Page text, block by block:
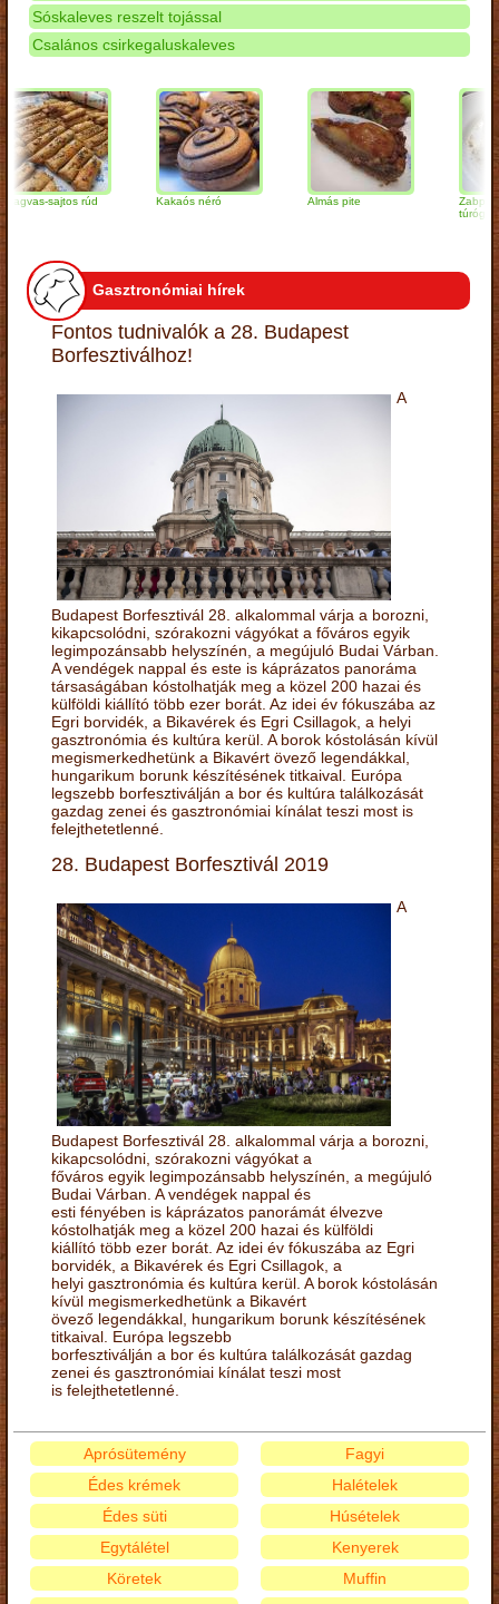
Sóskaleves reszelt tojással
Csalános csirkegaluskaleves
sajtos rúd Kakaós néró Almás pite
Zabpelyhes
túrógombóc
Gasztronómiai hírek
Fontos tudnivalók a 28. Budapest
Borfesztiválhoz!
A
Budapest Borfesztivál 28. alkalommal várja a borozni,
kikapcsolódni, szórakozni vágyókat a főváros egyik
legimpozánsabb helyszínén, a megújuló Budai Várban.
A vendégek nappal és este is káprázatos panoráma
társaságában kóstolhatják meg a közel 200 hazai és
külföldi kiállító több ezer borát. Az idei év fókuszába az
Egri borvidék, a Bikavérek és Egri Csillagok, a helyi
gasztronómia és kultúra kerül. A borok kóstolásán kívül
megismerkedhetünk a Bikavért övező legendákkal,
hungarikum borunk készítésének titkaival. Európa
legszebb borfesztiválján a bor és kultúra találkozását
gazdag zenei és gasztronómiai kínálat teszi most is
felejthetetlenné.
28. Budapest Borfesztivál 2019
A
Budapest Borfesztivál 28. alkalommal várja a borozni,
kikapcsolódni, szórakozni vágyókat a
főváros egyik legimpozánsabb helyszínén, a megújuló
Budai Várban. A vendégek nappal és
esti fényében is káprázatos panorámát élvezve
kóstolhatják meg a közel 200 hazai és külföldi
kiállító több ezer borát. Az idei év fókuszába az Egri
borvidék, a Bikavérek és Egri Csillagok, a
helyi gasztronómia és kultúra kerül. A borok kóstolásán
kívül megismerkedhetünk a Bikavért
övező legendákkal, hungarikum borunk készítésének
titkaival. Európa legszebb
borfesztiválján a bor és kultúra találkozását gazdag
zenei és gasztronómiai kínálat teszi most
is felejthetetlenné.
Aprósütemény
Édes krémek
Édes süti
Egytálétel
Fagyi
Halételek
Húsételek
Kenyerek
Köretek
Muffin